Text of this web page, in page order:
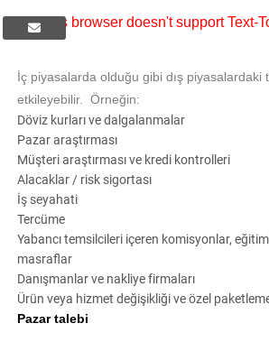
This browser doesn't support Text-
İç piyasalarda olduğu gibi dış piyasalardaki
etkileyebilir. Örneğin:
Döviz kurları ve dalgalanmalar
Pazar araştırması
Müşteri araştırması ve kredi kontrolleri
Alacaklar / risk sigortası
İş seyahati
Tercüme
Yabancı temsilcileri içeren komisyonlar,
masraflar
Danışmanlar ve nakliye firmaları
Ürün veya hizmet değişikliği ve özel
Pazar talebi